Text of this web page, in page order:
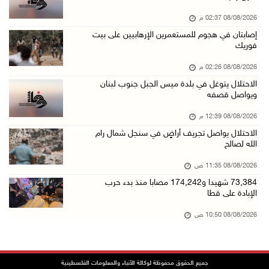
08/آب/2026 12:08 م
42 الف مسافر تنقلوا عبر معبر الكرامة الأسبوع ...
08/آب/2026 11:44 ص
منتخبنا الوطني للتايكواندو يستهل مشاركته في ب ...
08/آب/2026 11:06 ص
"فانا": الثقافة البحرينية تـصون الهوية الوطني ...
08/آب/2026 10:50 ص
مستعمرون إرهابيون يهاجمون منزلا ويقتحمون مناط ...
قوات الاحتلال تجري تحقيقات ميدانية مع عشرات ا ...
08/08/2026 02:37 م
إصابتان في هجوم للمستعمرين الإرهابيين على بيت
فوريك
08/08/2026 02:26 م
الاحتلال يتوغل في بلدة ميس الجبل جنوب لبنان
ويواصل قصفه
08/08/2026 12:39 م
الاحتلال يواصل تجريف أراضٍ في سنجل شمال رام
الله لصالح
08/08/2026 11:35 ص
73,384 شهيدا و174,242 مصابا منذ بدء حرب
الإبادة على قطا
08/08/2026 10:50 ص
جميع الحقوق محفوظة لوكالة الأنباء والمعلومات الفلسطينية